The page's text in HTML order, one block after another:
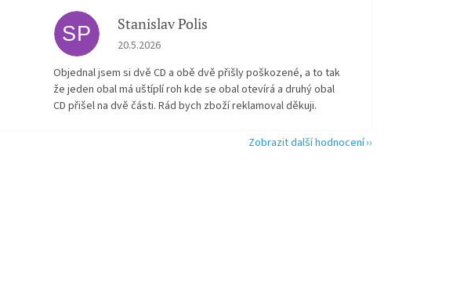
SP Stanislav Polis
Hodnocení obchodu je 2 z 5 hvězdiček.
20.5.2026
Objednal jsem si dvě CD a obě dvě přišly poškozené, a to tak
že jeden obal má uštíplí roh kde se obal otevírá a druhý obal
CD přišel na dvě části. Rád bych zboží reklamoval děkuji.
Zobrazit další hodnocení